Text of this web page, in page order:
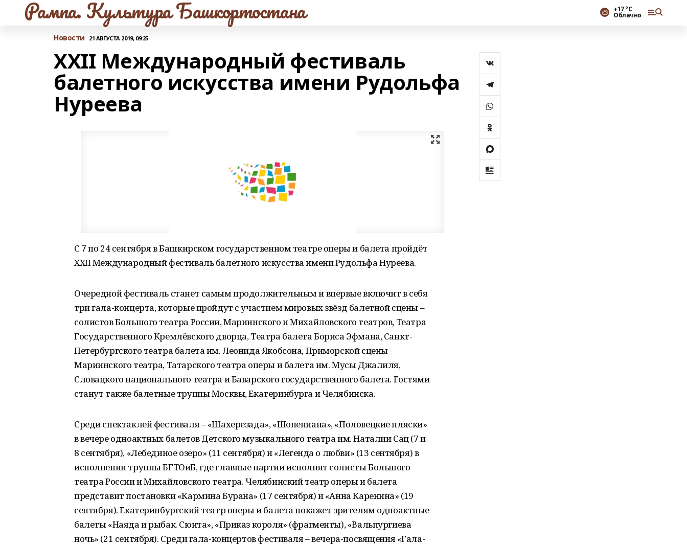
Рампа. Культура Башкортостана +17 °С
Облачно
Новости 21 АВГУСТА 2019, 09:25
XXII Международный фестиваль
балетного искусства имени Рудольфа
Нуреева
С 7 по 24 сентября в Башкирском государственном театре оперы и балета пройдёт
XXII Международный фестиваль балетного искусства имени Рудольфа Нуреева.
Очередной фестиваль станет самым продолжительным и впервые включит в себя
три гала-концерта, которые пройдут с участием мировых звёзд балетной сцены –
солистов Большого театра России, Мариинского и Михайловского театров, Театра
Государственного Кремлёвского дворца, Театра балета Бориса Эфмана, Санкт-
Петербургского театра балета им. Леонида Якобсона, Приморской сцены
Мариинского театра, Татарского театра оперы и балета им. Мусы Джалиля,
Словацкого национального театра и Баварского государственного балета. Гостями
станут также балетные труппы Москвы, Екатеринбурга и Челябинска.
Среди спектаклей фестиваля – «Шахерезада», «Шопениана», «Половецкие пляски»
в вечере одноактных балетов Детского музыкального театра им. Наталии Сац (7 и
8 сентября), «Лебединое озеро» (11 сентября) и «Легенда о любви» (13 сентября) в
исполнении труппы БГТОиБ, где главные партии исполнят солисты Большого
театра России и Михайловского театра. Челябинский театр оперы и балета
представит постановки «Кармина Бурана» (17 сентября) и «Анна Каренина» (19
сентября). Екатеринбургский театр оперы и балета покажет зрителям одноактные
балеты «Наяда и рыбак. Сюита», «Приказ короля» (фрагменты), «Вальпургиева
ночь» (21 сентября). Среди гала-концертов фестиваля – вечера-посвящения «Гала-